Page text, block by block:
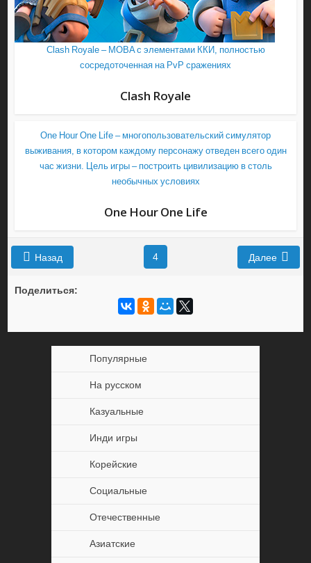
Clash Royale – MOBA с элементами ККИ, полностью
сосредоточенная на PvP сражениях
Clash Royale
One Hour One Life – многопользовательский симулятор
выживания, в котором каждому персонажу отведен всего один
час жизни. Цель игры – построить цивилизацию в столь
необычных условиях
One Hour One Life
Назад 4 Далее
Поделиться:
Популярные
На русском
Казуальные
Инди игры
Корейские
Социальные
Отечественные
Азиатские